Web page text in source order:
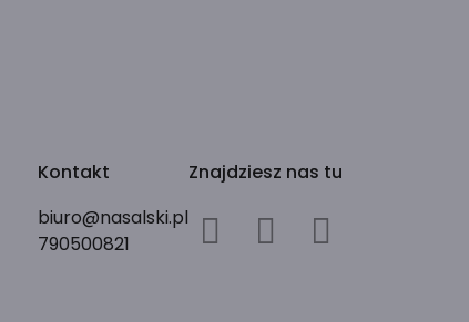
Kontakt
biuro@nasalski.pl
790500821
Znajdziesz nas tu